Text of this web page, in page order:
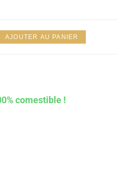
AJOUTER AU PANIER
comestible !